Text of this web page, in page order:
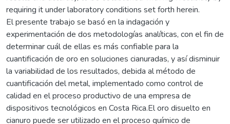
requiring it under laboratory conditions set forth herein.
El presente trabajo se basó en la indagación y
experimentación de dos metodologías analíticas, con el fin de
determinar cuál de ellas es más confiable para la
cuantificación de oro en soluciones cianuradas, y así disminuir
la variabilidad de los resultados, debida al método de
cuantificación del metal, implementado como control de
calidad en el proceso productivo de una empresa de
dispositivos tecnológicos en Costa Rica.El oro disuelto en
cianuro puede ser utilizado en el proceso químico de